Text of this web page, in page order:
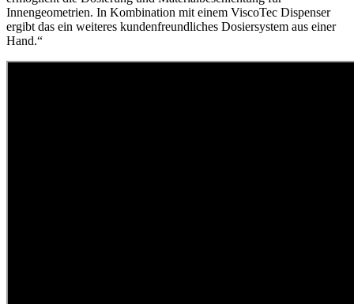
Innengeometrien. In Kombination mit einem ViscoTec Dispenser
ergibt das ein weiteres kundenfreundliches Dosiersystem aus einer
Hand.“